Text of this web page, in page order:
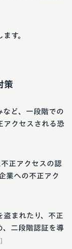
す。
策
など、一段階での
アクセスされる恐
正アクセスの認
業への不正アク
盗まれたり、不正
、二段階認証を導